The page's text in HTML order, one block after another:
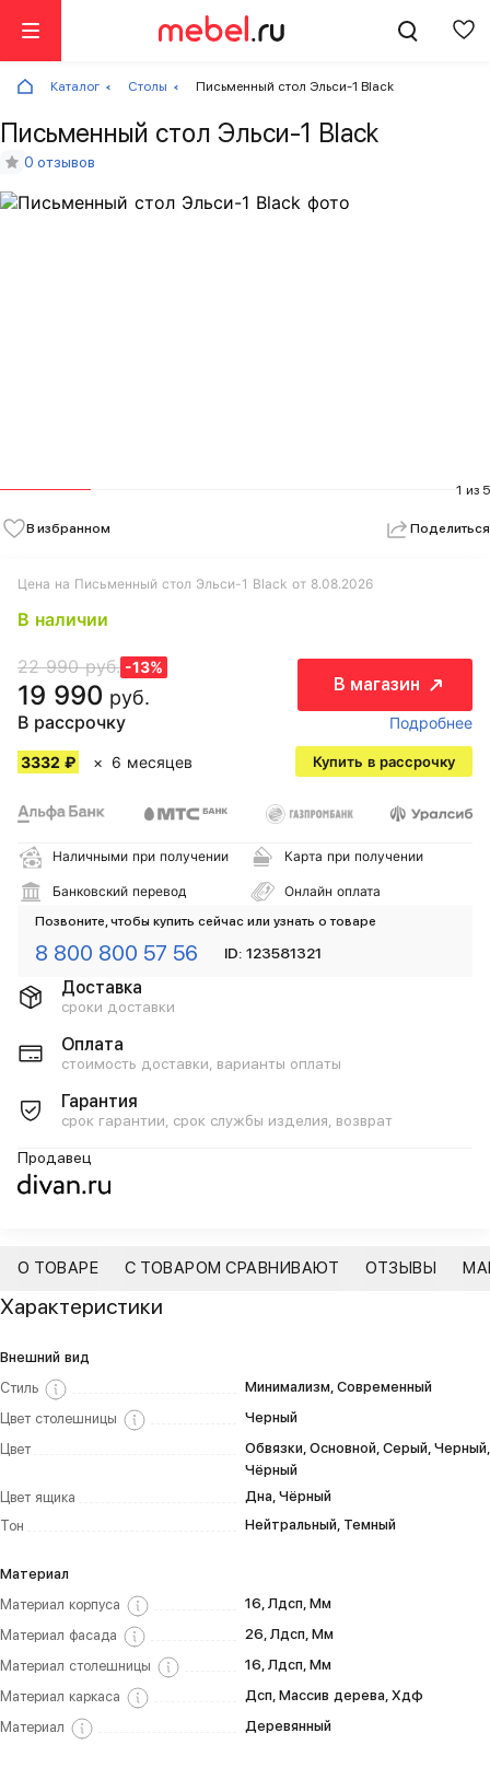
Каталог Столы Письменный стол Эльси-1 Black
Письменный стол Эльси-1 Black
0 отзывов
1 из 5
В избранном Поделиться
Цена на Письменный стол Эльси-1 Black от 8.08.2026
В наличии
22 990 руб. -13%
19 990 руб.
В магазин
В рассрочку Подробнее
3332 ₽ 6 месяцев Купить в рассрочку
Наличными при получении Карта при получении
Банковский перевод Онлайн оплата
Позвоните, чтобы купить сейчас или узнать о товаре
8 800 800 57 56 ID: 123581321
Доставка
сроки доставки
Оплата
стоимость доставки, варианты оплаты
Гарантия
срок гарантии, срок службы изделия, возврат
Продавец
О ТОВАРЕ С ТОВАРОМ СРАВНИВАЮТ ОТЗЫВЫ
Характеристики
Внешний вид
Стиль
Минимализм, Современный
Цвет столешницы
Черный
Цвет
Обвязки, Основной, Серый, Черный,
Чёрный
Цвет ящика
Дна, Чёрный
Тон
Нейтральный, Темный
Материал
Материал корпуса
16, Лдсп, Мм
Материал фасада
26, Лдсп, Мм
Материал столешницы
16, Лдсп, Мм
Материал каркаса
Дсп, Массив дерева, Хдф
Материал
Деревянный